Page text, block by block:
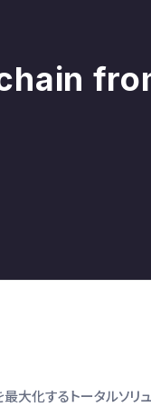
大化するトータルソリ